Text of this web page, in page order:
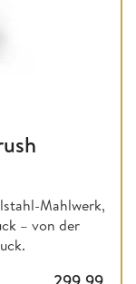
Mahlwerk,
– von der